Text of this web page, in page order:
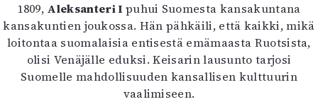
Esitystaide
Arkisto
Lehdet
4/2026
1809, Aleksanteri I puhui Suomesta kansakuntana
kansakuntien joukossa. Hän pähkäili, että kaikki, mikä
loitontaa suomalaisia entisestä emämaasta Ruotsista,
olisi Venäjälle eduksi. Keisarin lausunto tarjosi
Suomelle mahdollisuuden kansallisen kulttuurin
vaalimiseen.